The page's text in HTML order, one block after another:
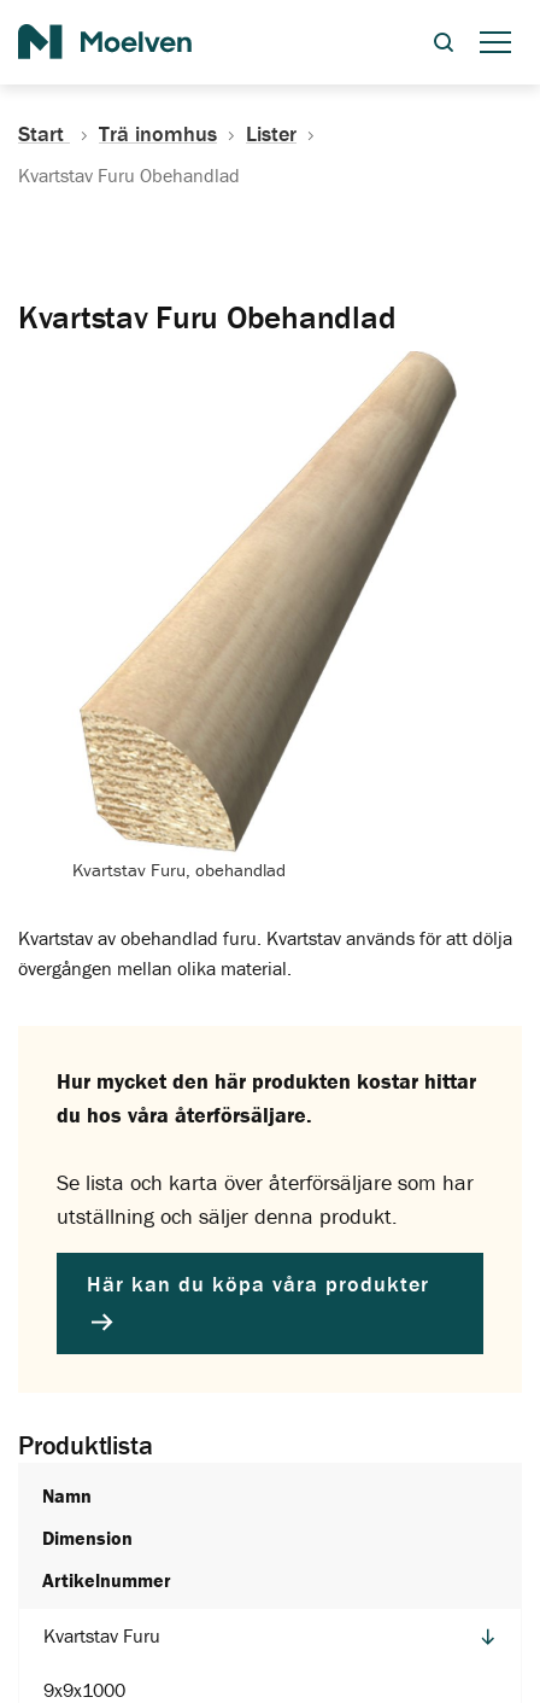
Start Trä inomhus Lister
Kvartstav Furu Obehandlad
Kvartstav av obehandlad furu. Kvartstav används för att dölja
övergången mellan olika material.
Hur mycket den här produkten kostar hittar
du hos våra återförsäljare.
Se lista och karta över återförsäljare som har
utställning och säljer denna produkt.
Här kan du köpa våra produkter
Produktlista
Namn
Dimension
Artikelnummer
Kvartstav Furu
9x9x1000
Kvartstav Furu Obehandlad
Kvartstav Furu, obehandlad